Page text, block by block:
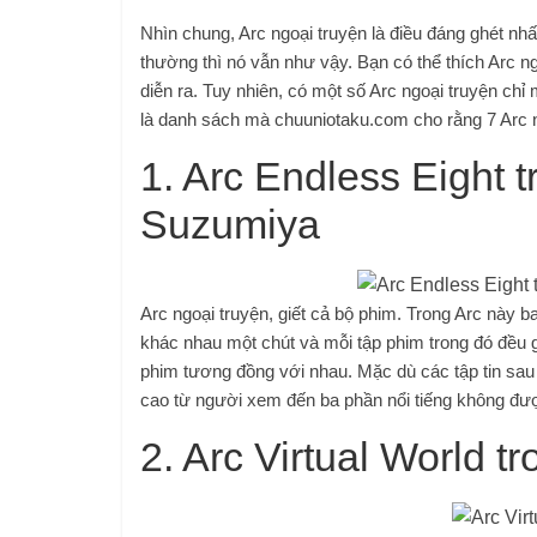
Nhìn chung, Arc ngoại truyện là điều đáng ghét
thường thì nó vẫn như vậy. Bạn có thể thích Arc
diễn ra. Tuy nhiên, có một số Arc ngoại truyện
là danh sách mà chuuniotaku.com cho rằng 7
1. Arc Endless Eight
Suzumiya
Arc ngoại truyện, giết cả bộ phim. Trong Arc này
khác nhau một chút và mỗi tập phim trong đó
phim tương đồng với nhau. Mặc dù các tập tin
cao từ người xem đến ba phần nổi tiếng không
2. Arc Virtual World